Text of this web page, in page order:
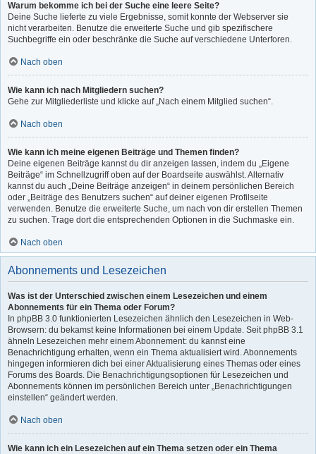
Warum bekomme ich bei der Suche eine leere Seite?
Deine Suche lieferte zu viele Ergebnisse, somit konnte der Webserver sie
nicht verarbeiten. Benutze die erweiterte Suche und gib spezifischere
Suchbegriffe ein oder beschränke die Suche auf verschiedene Unterforen.
Nach oben
Wie kann ich nach Mitgliedern suchen?
Gehe zur Mitgliederliste und klicke auf „Nach einem Mitglied suchen“.
Nach oben
Wie kann ich meine eigenen Beiträge und Themen finden?
Deine eigenen Beiträge kannst du dir anzeigen lassen, indem du „Eigene
Beiträge“ im Schnellzugriff oben auf der Boardseite auswählst. Alternativ
kannst du auch „Deine Beiträge anzeigen“ in deinem persönlichen Bereich
oder „Beiträge des Benutzers suchen“ auf deiner eigenen Profilseite
verwenden. Benutze die erweiterte Suche, um nach von dir erstellen Themen
zu suchen. Trage dort die entsprechenden Optionen in die Suchmaske ein.
Nach oben
Abonnements und Lesezeichen
Was ist der Unterschied zwischen einem Lesezeichen und einem
Abonnements für ein Thema oder Forum?
In phpBB 3.0 funktionierten Lesezeichen ähnlich den Lesezeichen in Web-
Browsern: du bekamst keine Informationen bei einem Update. Seit phpBB 3.1
ähneln Lesezeichen mehr einem Abonnement: du kannst eine
Benachrichtigung erhalten, wenn ein Thema aktualisiert wird. Abonnements
hingegen informieren dich bei einer Aktualisierung eines Themas oder eines
Forums des Boards. Die Benachrichtigungsoptionen für Lesezeichen und
Abonnements können im persönlichen Bereich unter „Benachrichtigungen
einstellen“ geändert werden.
Nach oben
Wie kann ich ein Lesezeichen auf ein Thema setzen oder ein Thema